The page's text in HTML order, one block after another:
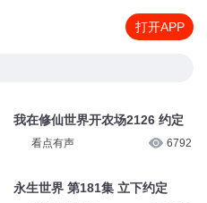
打开APP
我在修仙世界开农场2126 约定
看点有声 6792
永生世界 第181集 立下约定